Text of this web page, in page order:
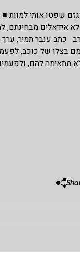
שפטו אותי למוות
אידאלים מבחינתם,
כתב ענבר תמיר, ערך
בצלו של כוכב,
מתאימה להם,